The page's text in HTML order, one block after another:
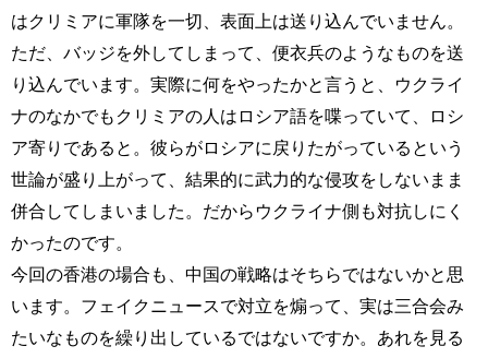
はクリミアに軍隊を一切、表面上は送り込んでいません。
ただ、バッジを外してしまって、便衣兵のようなものを送
り込んでいます。実際に何をやったかと言うと、ウクライ
ナのなかでもクリミアの人はロシア語を喋っていて、ロシ
ア寄りであると。彼らがロシアに戻りたがっているという
世論が盛り上がって、結果的に武力的な侵攻をしないまま
併合してしまいました。だからウクライナ側も対抗しにく
かったのです。
今回の香港の場合も、中国の戦略はそちらではないかと思
います。フェイクニュースで対立を煽って、実は三合会み
たいなものを繰り出しているではないですか。あれを見る